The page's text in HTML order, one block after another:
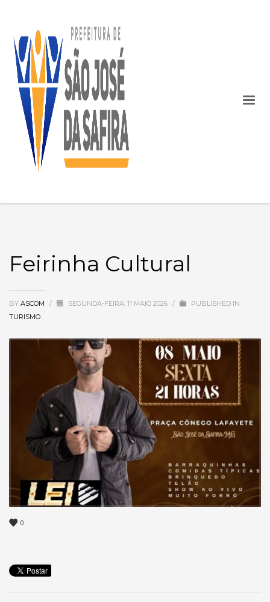
Feirinha Cultural
BY ASCOM / SEGUNDA-FEIRA, 11 MAIO 2026 /
PUBLISHED IN
TURISMO
0